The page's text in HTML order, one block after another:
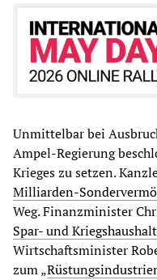
Unmittelbar bei
Ampel-Regierung
Krieges zu setzen.
Milliarden-
Weg. Finanzminister
Spar- und Kriegshaushalt
Wirtschaftsminister
zum „